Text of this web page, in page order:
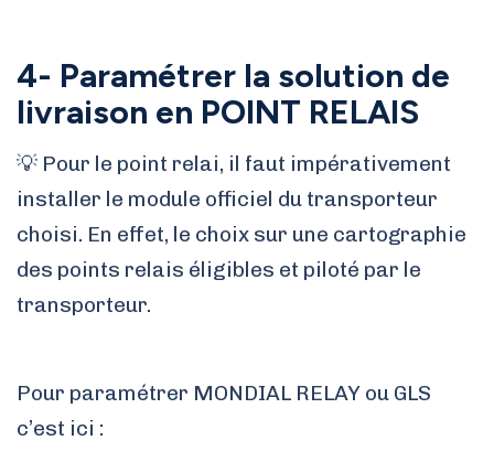
4- Paramétrer la solution de
livraison en POINT RELAIS
💡 Pour le point relai, il faut impérativement
installer le module officiel du transporteur
choisi. En effet, le choix sur une cartographie
des points relais éligibles et piloté par le
transporteur.
Pour paramétrer MONDIAL RELAY ou GLS
c’est ici :